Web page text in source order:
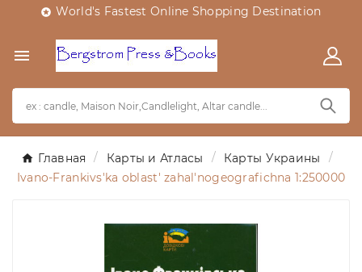
 World's Fastest Online Shopping Destination

Главная Карты и Атласы
Карты Украины
Ivano-Frankivs'ka oblast' zahal'nogeografichna 1:250000